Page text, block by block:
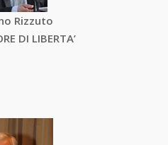
Rizzuto
DI LIBERTA’